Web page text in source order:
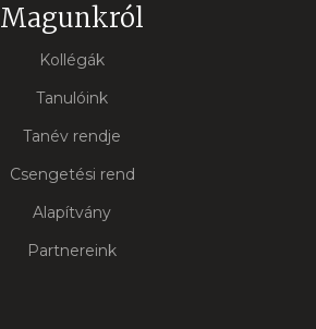
Magunkról
Kollégák
Tanulóink
Tanév rendje
Csengetési rend
Alapítvány
Partnereink